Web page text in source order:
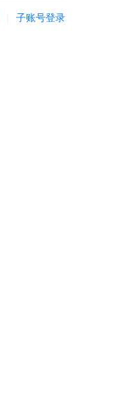
子账号登录